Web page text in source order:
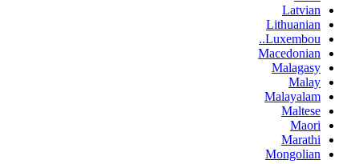
Latvian
Lithuanian
Luxembou..
Macedonian
Malagasy
Malay
Malayalam
Maltese
Maori
Marathi
Mongolian